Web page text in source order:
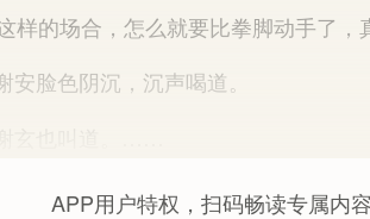
的场合，怎么就要比拳脚动手了，
脸色阴沉，沉声喝道。
APP用户特权，扫码畅读专属内容